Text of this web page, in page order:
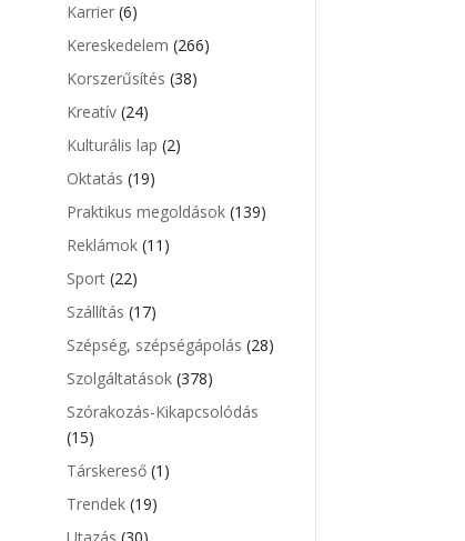
Karrier (6)
Kereskedelem (266)
Korszerűsítés (38)
Kreatív (24)
Kulturális lap (2)
Oktatás (19)
Praktikus megoldások (139)
Reklámok (11)
Sport (22)
Szállítás (17)
Szépség, szépségápolás (28)
Szolgáltatások (378)
Szórakozás-Kikapcsolódás
(15)
Társkereső (1)
Trendek (19)